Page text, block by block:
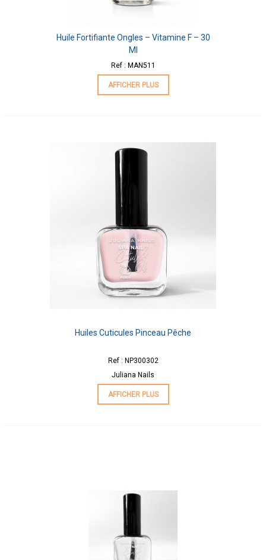
Huile Fortifiante Ongles – Vitamine F – 30
Ml
Ref : MAN511
AFFICHER PLUS
Huiles Cuticules Pinceau Pêche
Ref : NP300302
Juliana Nails
AFFICHER PLUS